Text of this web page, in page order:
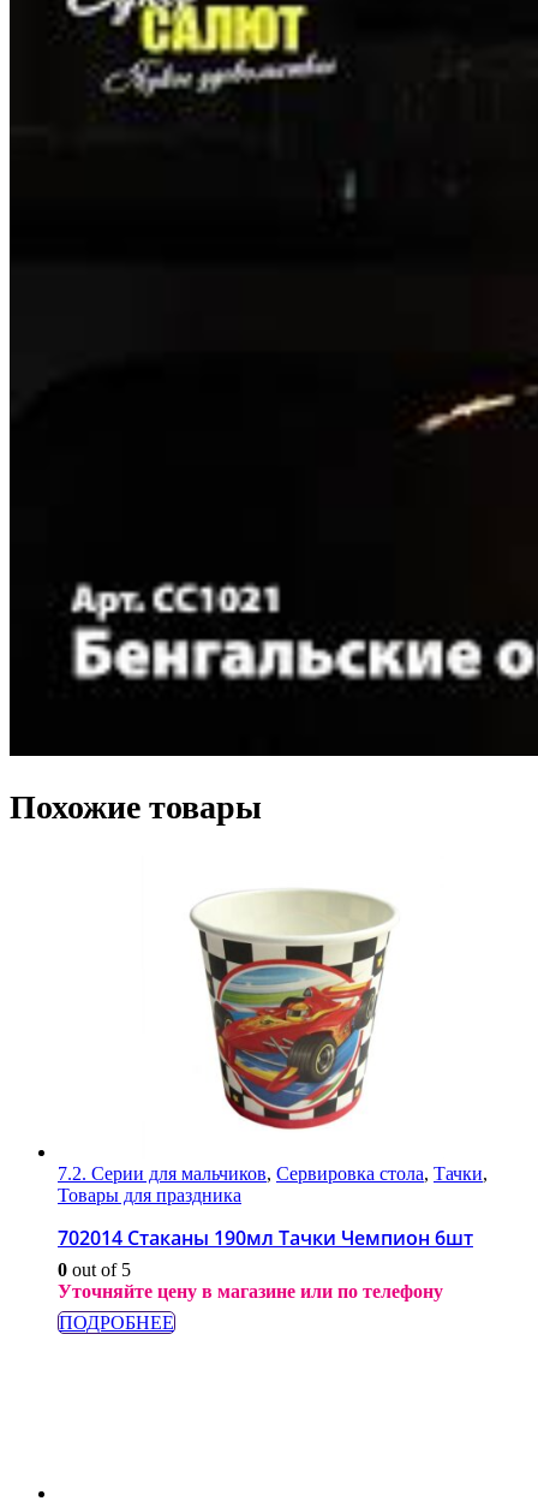
Похожие товары
7.2. Серии для мальчиков, Сервировка стола, Тачки,
Товары для праздника
702014 Стаканы 190мл Тачки Чемпион 6шт
0 out of 5
Уточняйте цену в магазине или по телефону
ПОДРОБНЕЕ